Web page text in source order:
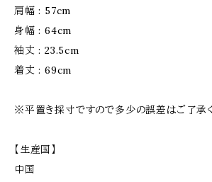
肩幅 : 57cm
身幅 : 64cm
袖丈 : 23.5cm
着丈 : 69cm
※平置き採寸ですので多少の誤差はご了承く
【生産国】
中国